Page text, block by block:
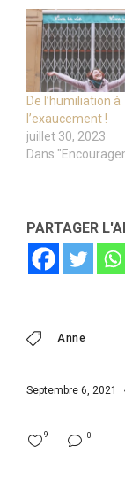
De l’humiliation à
l’exaucement !
juillet 30, 2023
Dans
PARTAGER
Anne
Septembre 6, 2021
0
9